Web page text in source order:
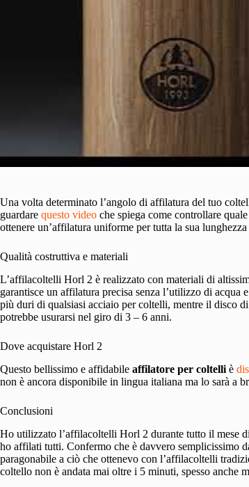
Una volta determinato l’angolo di affilatura del tuo
guardare questo video che spiega come controllare
ottenere un’affilatura uniforme per tutta la sua
Qualità costruttiva e materiali
L’affilacoltelli Horl 2 è realizzato con materiali di
garantisce un affilatura precisa senza l’utilizzo di
più duri di qualsiasi acciaio per coltelli, mentre il disco
potrebbe usurarsi nel giro di 3 – 6 anni.
Dove acquistare Horl 2
Questo bellissimo e affidabile affilatore per coltelli è
non è ancora disponibile in lingua italiana ma lo sarà a
Conclusioni
Ho utilizzato l’affilacoltelli Horl 2 durante tutto il mese
ho affilati tutti. Confermo che è davvero semplicissimo
paragonabile a ciò che ottenevo con l’affilacoltelli
coltello non è andata mai oltre i 5 minuti, spesso anche